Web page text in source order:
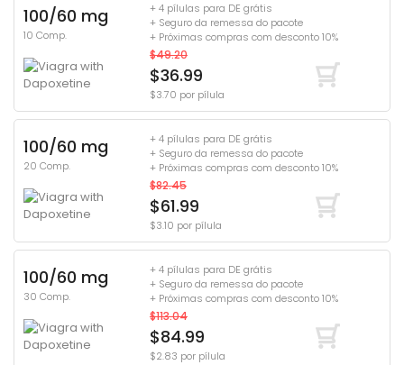
100/60 mg
10 Comp.
+ 4 pílulas para DE grátis
+ Seguro da remessa do pacote
+ Próximas compras com desconto 10%
$49.20
$36.99
$3.70 por pílula
100/60 mg
20 Comp.
+ 4 pílulas para DE grátis
+ Seguro da remessa do pacote
+ Próximas compras com desconto 10%
$82.45
$61.99
$3.10 por pílula
100/60 mg
30 Comp.
+ 4 pílulas para DE grátis
+ Seguro da remessa do pacote
+ Próximas compras com desconto 10%
$113.04
$84.99
$2.83 por pílula